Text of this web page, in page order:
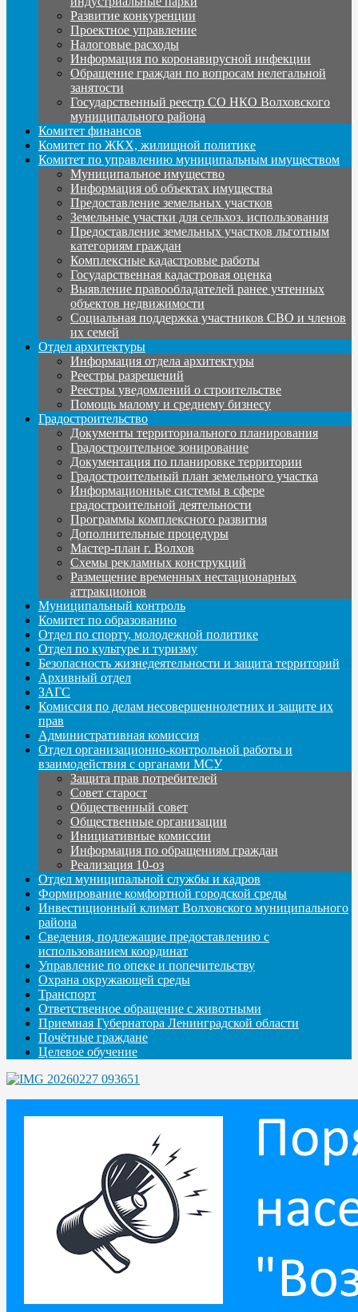
Развитие конкуренции
Проектное управление
Налоговые расходы
Информация по коронавирусной инфекции
Обращение граждан по вопросам нелегальной
занятости
Государственный реестр СО НКО Волховского
муниципального района
Комитет финансов
Комитет по ЖКХ, жилищной политике
Комитет по управлению муниципальным имуществом
Муниципальное имущество
Информация об объектах имущества
Предоставление земельных участков
Земельные участки для сельхоз. использования
Предоставление земельных участков льготным
категориям граждан
Комплексные кадастровые работы
Государственная кадастровая оценка
Выявление правообладателей ранее учтенных
объектов недвижимости
Социальная поддержка участников СВО и членов
их семей
Отдел архитектуры
Информация отдела архитектуры
Реестры разрешений
Реестры уведомлений о строительстве
Помощь малому и среднему бизнесу
Градостроительство
Документы территориального планирования
Градостроительное зонирование
Документация по планировке территории
Градостроительный план земельного участка
Информационные системы в сфере
градостроительной деятельности
Программы комплексного развития
Дополнительные процедуры
Мастер-план г. Волхов
Схемы рекламных конструкций
Размещение временных нестационарных
аттракционов
Муниципальный контроль
Комитет по образованию
Отдел по спорту, молодежной политике
Отдел по культуре и туризму
Безопасность жизнедеятельности и защита территорий
Архивный отдел
ЗАГС
Комиссия по делам несовершеннолетних и защите их
прав
Административная комиссия
Отдел организационно-контрольной работы и
взаимодействия с органами МСУ
Защита прав потребителей
Совет старост
Общественный совет
Общественные организации
Инициативные комиссии
Информация по обращениям граждан
Реализация 10-оз
Отдел муниципальной службы и кадров
Формирование комфортной городской среды
Инвестиционный климат Волховского муниципального
района
Сведения, подлежащие предоставлению с
использованием координат
Управление по опеке и попечительству
Охрана окружающей среды
Транспорт
Ответственное обращение с животными
Приемная Губернатора Ленинградской области
Почётные граждане
Целевое обучение